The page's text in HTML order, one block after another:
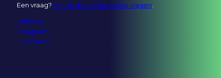
Een vraag? Bekijk de veelgestelde vragen.
LinkedIn
Instagram
Facebook